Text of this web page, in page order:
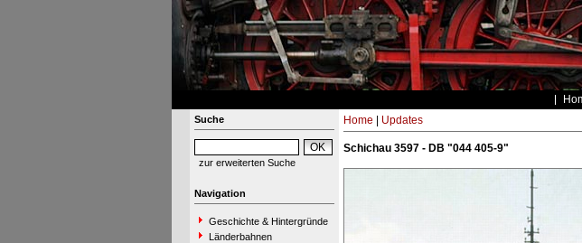
Suche
zur erweiterten Suche
Navigation
Geschichte & Hintergründe
Länderbahnen
Home Updates
Schichau 3597 - DB "044 405-9"